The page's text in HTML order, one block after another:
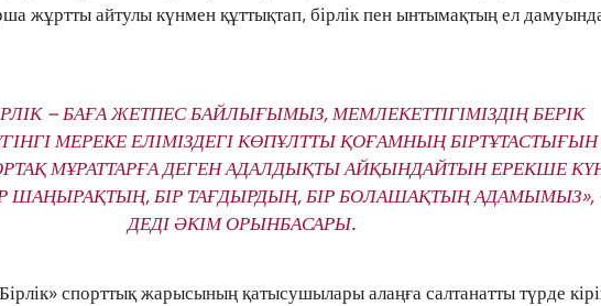
жұртты айтулы күнмен құттықтап, бірлік пен ынтымақтың ел
– БАҒА ЖЕТПЕС БАЙЛЫҒЫМЫЗ, МЕМЛЕКЕТТІГІМІЗДІҢ БЕРІК
МЕРЕКЕ ЕЛІМІЗДЕГІ КӨПҰЛТТЫ ҚОҒАМНЫҢ БІРТҰТАСТЫҒЫН
МҰРАТТАРҒА ДЕГЕН АДАЛДЫҚТЫ АЙҚЫНДАЙТЫН ЕРЕКШЕ
ШАҢЫРАҚТЫҢ, БІР ТАҒДЫРДЫҢ, БІР БОЛАШАҚТЫҢ АДАМЫМЫЗ»,
ДЕДІ ӘКІМ ОРЫНБАСАРЫ.
спорттық жарысының қатысушылары алаңға салтанатты түрде